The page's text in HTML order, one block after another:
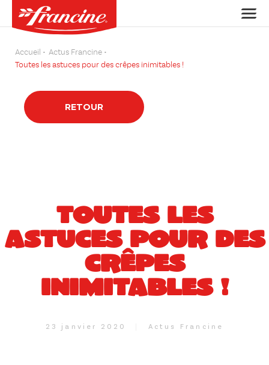
Accueil
Actus Francine
Toutes les astuces pour des crêpes inimitables !
RETOUR
TOUTES LES
ASTUCES POUR DES
CRÊPES
INIMITABLES !
23 janvier 2020 Actus Francine